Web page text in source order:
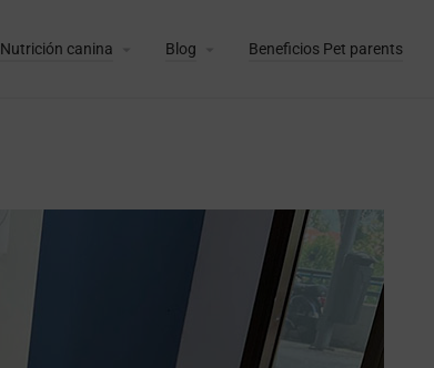
Nutrición canina Blog Beneficios Pet parents